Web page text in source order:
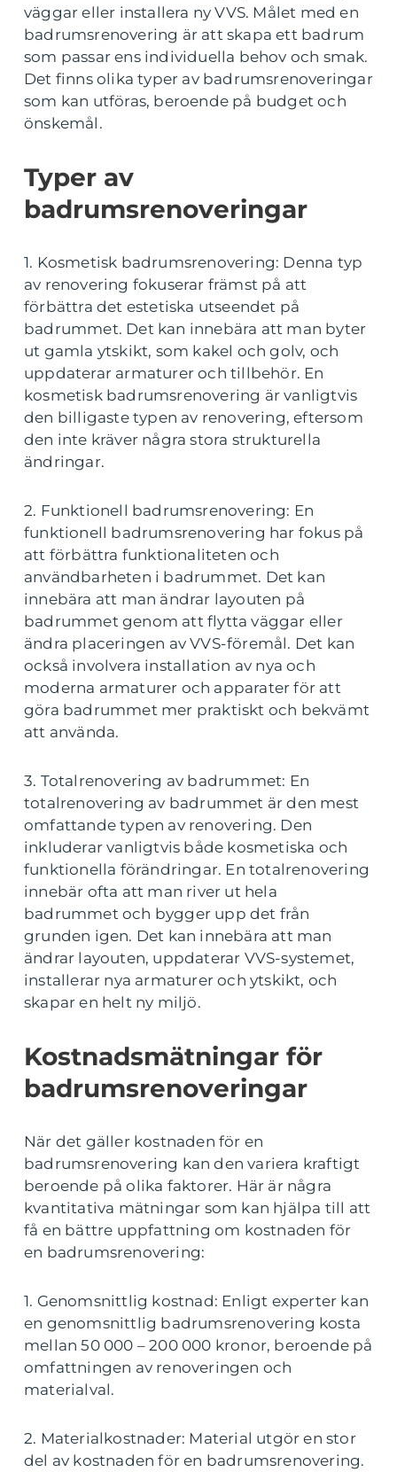
väggar eller installera ny VVS. Målet med en
badrumsrenovering är att skapa ett badrum
som passar ens individuella behov och smak.
Det finns olika typer av badrumsrenoveringar
som kan utföras, beroende på budget och
önskemål.
Typer av
badrumsrenoveringar
1. Kosmetisk badrumsrenovering: Denna typ
av renovering fokuserar främst på att
förbättra det estetiska utseendet på
badrummet. Det kan innebära att man byter
ut gamla ytskikt, som kakel och golv, och
uppdaterar armaturer och tillbehör. En
kosmetisk badrumsrenovering är vanligtvis
den billigaste typen av renovering, eftersom
den inte kräver några stora strukturella
ändringar.
2. Funktionell badrumsrenovering: En
funktionell badrumsrenovering har fokus på
att förbättra funktionaliteten och
användbarheten i badrummet. Det kan
innebära att man ändrar layouten på
badrummet genom att flytta väggar eller
ändra placeringen av VVS-föremål. Det kan
också involvera installation av nya och
moderna armaturer och apparater för att
göra badrummet mer praktiskt och bekvämt
att använda.
3. Totalrenovering av badrummet: En
totalrenovering av badrummet är den mest
omfattande typen av renovering. Den
inkluderar vanligtvis både kosmetiska och
funktionella förändringar. En totalrenovering
innebär ofta att man river ut hela
badrummet och bygger upp det från
grunden igen. Det kan innebära att man
ändrar layouten, uppdaterar VVS-systemet,
installerar nya armaturer och ytskikt, och
skapar en helt ny miljö.
Kostnadsmätningar för
badrumsrenoveringar
När det gäller kostnaden för en
badrumsrenovering kan den variera kraftigt
beroende på olika faktorer. Här är några
kvantitativa mätningar som kan hjälpa till att
få en bättre uppfattning om kostnaden för
en badrumsrenovering:
1. Genomsnittlig kostnad: Enligt experter kan
en genomsnittlig badrumsrenovering kosta
mellan 50 000 – 200 000 kronor, beroende på
omfattningen av renoveringen och
materialval.
2. Materialkostnader: Material utgör en stor
del av kostnaden för en badrumsrenovering.